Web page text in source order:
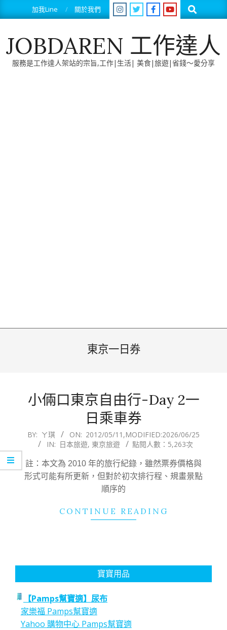
to
加我Line 關於我們 Search
JOBDAREN 工作達人
服務是工作達人架站的宗旨,工作|生活| 美食|旅遊|省錢～愛分享
東京一日券
小倆口東京自由行-Day 2一
日乘車券
2012-
11
BY: ㄚ琪 ON: 2012/05/11 ,MODIFIED:2026/06/25
IN: 日本旅遊, 東京旅遊 點閱人數：5,263次
註：本文為 2010 年的旅行紀錄，雖然票券價格與
形式可能有所更新，但對於初次排行程、規畫景點
順序的
CONTINUE READING
寶寶用品
【Pamps幫寶適】尿布
家樂福 Pamps幫寶適
Yahoo 購物中心 Pamps幫寶適